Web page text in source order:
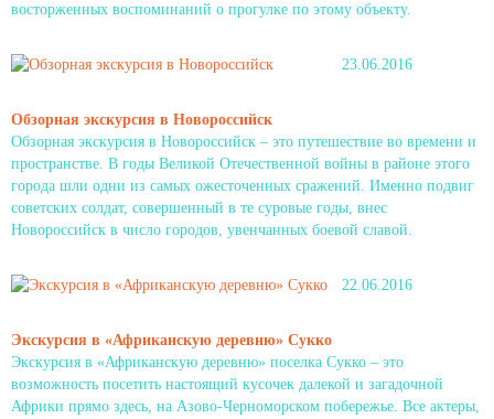
восторженных воспоминаний о прогулке по этому объекту.
23.06.2016
Обзорная экскурсия в Новороссийск
Обзорная экскурсия в Новороссийск – это путешествие во времени и
пространстве. В годы Великой Отечественной войны в районе этого
города шли одни из самых ожесточенных сражений. Именно подвиг
советских солдат, совершенный в те суровые годы, внес
Новороссийск в число городов, увенчанных боевой славой.
22.06.2016
Экскурсия в «Африканскую деревню» Сукко
Экскурсия в «Африканскую деревню» поселка Сукко – это
возможность посетить настоящий кусочек далекой и загадочной
Африки прямо здесь, на Азово-Черноморском побережье. Все актеры,